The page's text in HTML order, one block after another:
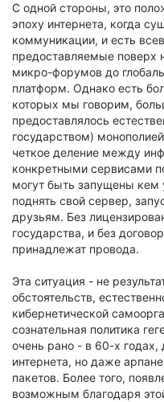
С одной стороны, это
эпоху интернета, когда
коммуникации, и есть
предоставляемые поверх
микро-форумов до
платформ. Однако есть
которых мы говорим,
предоставлялось
государством)
четкое деление между
конкретными сервисами
могут быть запущены кем
поднять свой сервер,
друзьям. Без
государства, и без
принадлежат провода.
Эта ситуация - не
обстоятельств,
кибернетической
сознательная политика
очень рано - в 60-х годах,
интернета, но даже
пакетов. Более того,
возможным благодаря